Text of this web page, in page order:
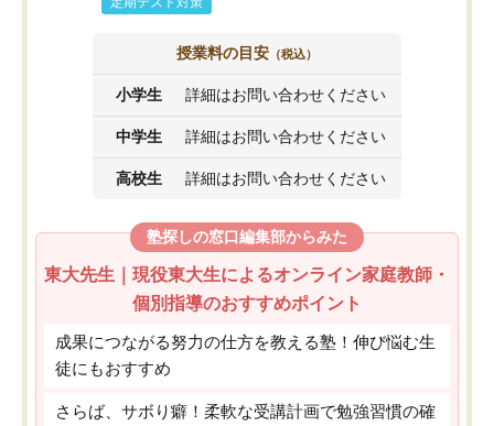
授業料の目安 （税込）
小学生 詳細はお問い合わせください
中学生 詳細はお問い合わせください
高校生 詳細はお問い合わせください
塾探しの窓口編集部からみた
東大先生｜現役東大生によるオンライン家庭教師・
個別指導のおすすめポイント
成果につながる努力の仕方を教える塾！伸び悩む生
徒にもおすすめ
さらば、サボり癖！柔軟な受講計画で勉強習慣の確